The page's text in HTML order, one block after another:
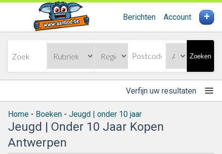
Berichten Account +
Zoeken
Verfijn uw resultaten
Home - Boeken - Jeugd | onder 10 jaar
Jeugd | Onder 10 Jaar Kopen
Antwerpen